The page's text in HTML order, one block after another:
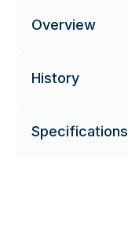
Overview
History
Specifications